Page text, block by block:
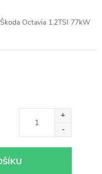
Octavia 1.2TSI 77kW